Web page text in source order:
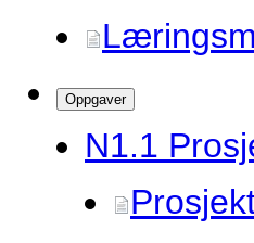
Oppgaver
N1.1